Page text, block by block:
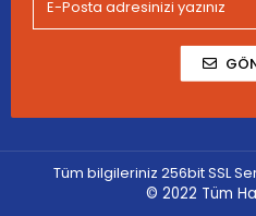
Tüm bilgileriniz 256bit SSL
© 2022 Tüm